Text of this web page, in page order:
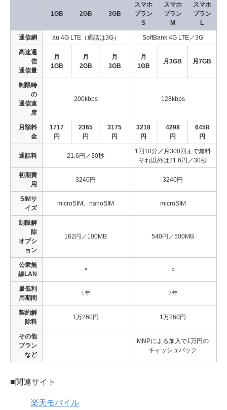
1GB 2GB 3GB
スマホ
プラン
S
スマホ
プラン
M
スマホ
プラン
L
通信網 au 4G LTE（通話は3G） SoftBank 4G LTE／3G
高速通
信
通信量
月
1GB
月
2GB
月
3GB
月
1GB
月3GB 月7GB
制限時
の
通信速
度
200kbps 128kbps
月額料
金
1717
円
2365
円
3175
円
3218
円
4298
円
6458
円
通話料 21.6円／30秒
1回10分／月300回まで無料
それ以外は21.6円／30秒
初期費
用
3240円 3240円
SIMサ
イズ
microSIM、nanoSIM microSIM
制限解
除
オプシ
ョン
162円／100MB 540円／500MB
公衆無
線LAN
× ○
最低利
用期間
1年 2年
契約解
除料
1万260円 1万260円
その他
プラン
など
MNPによる加入で1万円の
キャッシュバック
■関連サイト
楽天モバイル